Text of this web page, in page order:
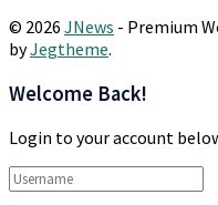
© 2026 JNews - Premium
byJegtheme.
Welcome Back!
Login to your account